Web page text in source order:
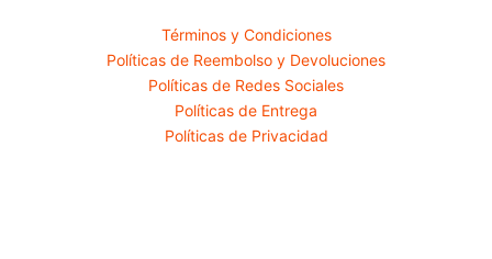
Términos y Condiciones
Políticas de Reembolso y Devoluciones
Políticas de Redes Sociales
Políticas de Entrega
Políticas de Privacidad